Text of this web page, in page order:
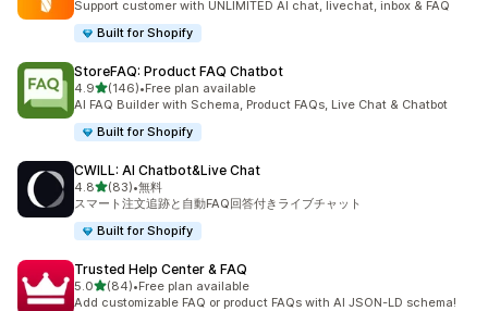
Support customer with UNLIMITED AI chat, livechat, inbox & FAQ
Built for Shopify
StoreFAQ: Product FAQ Chatbot
4.95つ星中
(146)
合計レビュー数：146件
•Free plan available
AI FAQ Builder with Schema, Product FAQs, Live Chat & Chatbot
Built for Shopify
CWILL: AI Chatbot&Live Chat
4.85つ星中
(83)
合計レビュー数：83件
•無料
スマート注文追跡と自動FAQ回答付きライブチャット
Built for Shopify
Trusted Help Center & FAQ
5.05つ星中
(84)
合計レビュー数：84件
•Free plan available
Add customizable FAQ or product FAQs with AI JSON-LD schema!